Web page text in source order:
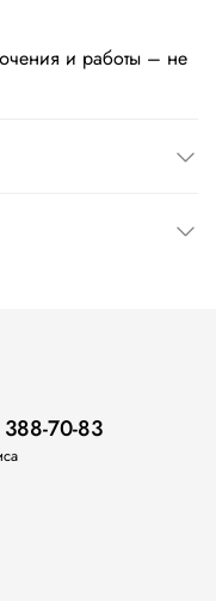
и работы – не
70-83